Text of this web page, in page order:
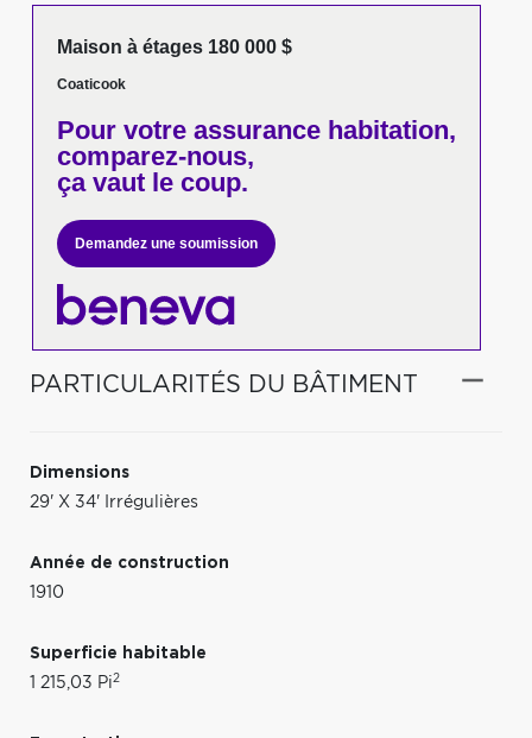
Maison à étages 180 000 $
Coaticook
Pour votreassurance habitation,
comparez-nous,
ça vaut le coup.
Demandez une soumission
PARTICULARITÉS DU BÂTIMENT
Dimensions
29' X 34' Irrégulières
Année de construction
1910
Superficie habitable
1 215,03 Pi2